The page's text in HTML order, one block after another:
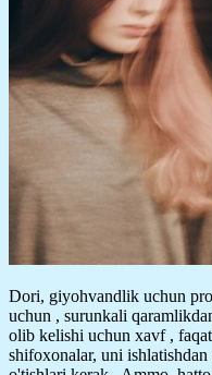
Dori, giyohvandlik uchun
uchun , surunkali
olib kelishi uchun xavf ,
shifoxonalar, uni